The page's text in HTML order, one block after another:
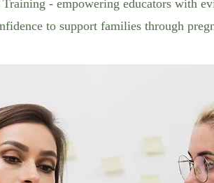
- empowering educators with
to support families through